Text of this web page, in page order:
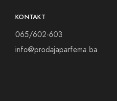
KONTAKT
065/602-603
info@prodajaparfema.ba